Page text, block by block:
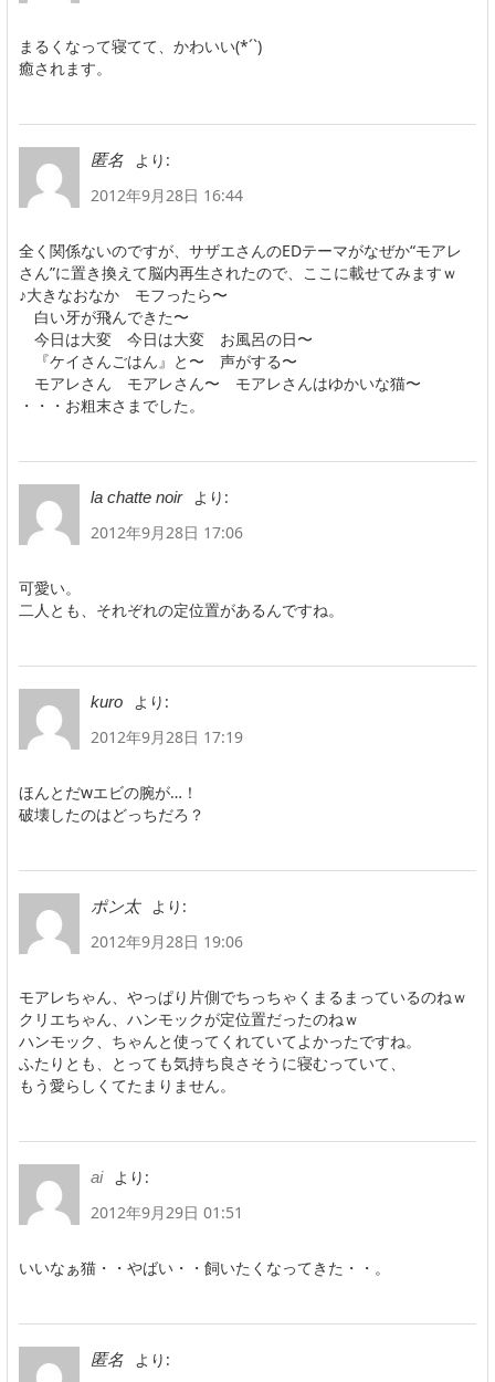
まるくなって寝てて、かわいい(*´`)
癒されます。
匿名
より:
2012年9月28日 16:44
全く関係ないのですが、サザエさんのEDテーマがなぜか“モアレ
さん”に置き換えて脳内再生されたので、ここに載せてみますｗ
♪大きなおなか モフったら〜
白い牙が飛んできた〜
今日は大変 今日は大変 お風呂の日〜
『ケイさんごはん』と〜 声がする〜
モアレさん モアレさん〜 モアレさんはゆかいな猫〜
・・・お粗末さまでした。
la chatte noir
より:
2012年9月28日 17:06
可愛い。
二人とも、それぞれの定位置があるんですね。
kuro
より:
2012年9月28日 17:19
ほんとだwエビの腕が…！
破壊したのはどっちだろ？
ポン太
より:
2012年9月28日 19:06
モアレちゃん、やっぱり片側でちっちゃくまるまっているのねｗ
クリエちゃん、ハンモックが定位置だったのねｗ
ハンモック、ちゃんと使ってくれていてよかったですね。
ふたりとも、とっても気持ち良さそうに寝むっていて、
もう愛らしくてたまりません。
ai
より:
2012年9月29日 01:51
いいなぁ猫・・やばい・・飼いたくなってきた・・。
匿名
より: